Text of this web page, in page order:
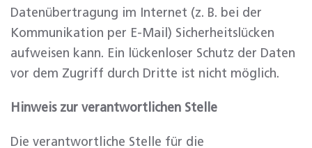
Datenübertragung im Internet (z. B. bei der
Kommunikation per E-Mail) Sicherheitslücken
aufweisen kann. Ein lückenloser Schutz der Daten
vor dem Zugriff durch Dritte ist nicht möglich.
Hinweis zur verantwortlichen Stelle
Die verantwortliche Stelle für die